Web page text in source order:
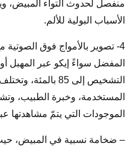
منفصل لحدوث التواء المبيض،
الأسباب البولية للألم.
4- تصوير بالأمواج فوق الصوتية
المفضل سواءً إيكو عبر
التشخيص إلى 85
المستخدمة، وخبرة الطبيب،
الموجودات التي يتمّ مشاهدتها